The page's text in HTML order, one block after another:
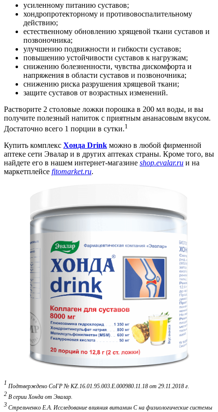
усиленному питанию суставов;
хондропротекторному и противовоспалительному
действию;
естественному обновлению хрящевой ткани суставов и
позвоночника;
улучшению подвижности и гибкости суставов;
повышению устойчивости суставов к нагрузкам;
снижению болезненности, чувства дискомфорта и
напряжения в области суставов и позвоночника;
снижению риска разрушения хрящевой ткани;
защите суставов от возрастных изменений.
Растворите 2 столовые ложки порошка в 200 мл воды, и вы
получите полезный напиток с приятным ананасовым вкусом.
Достаточно всего 1 порции в сутки.1
Купить комплекс Хонда Drink можно в любой фирменной
аптеке сети Эвалар и в других аптеках страны. Кроме того, вы
найдете его в нашем интернет-магазине shop.evalar.ru и на
маркетплейсе fitomarket.ru.
1 Подтверждено СоГР № KZ.16.01.95.003.Е.000980.11.18 от 29.11.2018 г.
2 В серии Хонда от Эвалар.
3 Стрельченко Е.А. Исследование влияния витамин С на физиологические системы